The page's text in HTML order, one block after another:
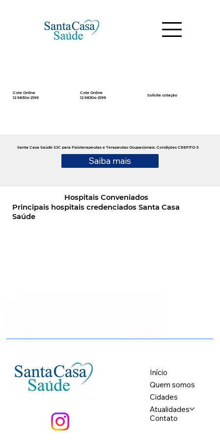
Cote Online
12 98304-2199
Cote Online
12 98304-2199
Solicite cotação
Santa Casa Saúde SJC para Fisioterapeutas e Terapeutas Ocupacionais: Condições CREFITO-3
Saiba mais
Hospitais Conveniados
Principais hospitais credenciados Santa Casa
Saúde
Início
Quem somos
Cidades
Atualidades
Contato